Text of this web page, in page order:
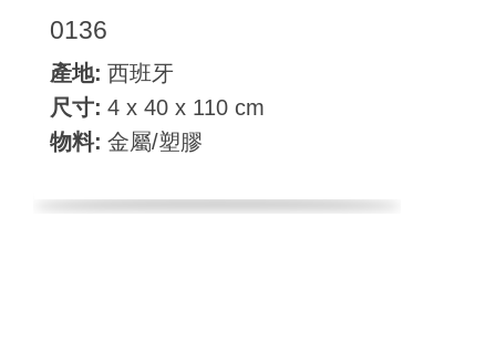
0136
產地: 西班牙
尺寸: 4 x 40 x 110 cm
物料: 金屬/塑膠